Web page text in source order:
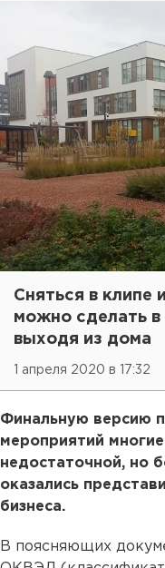
Сняться в клипе
можно сделать в
выходя из дома
1 апреля 2020 в 17:32
Финальную версию
мероприятий
недостаточной, но
оказались
бизнеса.
В поясняющих